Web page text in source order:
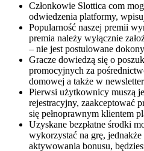
Członkowie Slottica com
odwiedzenia platformy,
Popularność naszej premii
premia należy wyłącznie
– nie jest postulowane
Gracze dowiedzą się o
promocyjnych za
domowej a także w
Pierwsi użytkownicy muszą
rejestracyjny, zaakceptować
się pełnoprawnym klientem
Uzyskane bezpłatne środki
wykorzystać na grę,
aktywowania bonusu,